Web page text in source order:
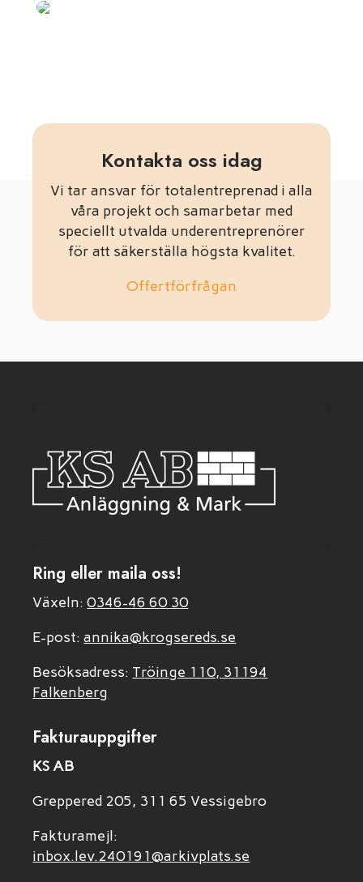
Kontakta oss idag
Vi tar ansvar för totalentreprenad i alla
våra projekt och samarbetar med
speciellt utvalda underentreprenörer
för att säkerställa högsta kvalitet.
Offertförfrågan
Ring eller maila oss!
Växeln:0346-46 60 30
E-post:annika@krogsereds.se
Besöksadress: Tröinge 110, 31194
Falkenberg
Fakturauppgifter
KS AB
Greppered 205, 311 65 Vessigebro
Fakturamejl:
inbox.lev.240191@arkivplats.se